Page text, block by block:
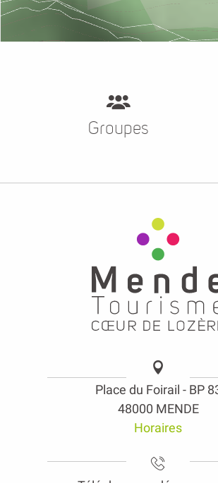
Groupes
Place du Foirail - BP
48000 MENDE
Horaires